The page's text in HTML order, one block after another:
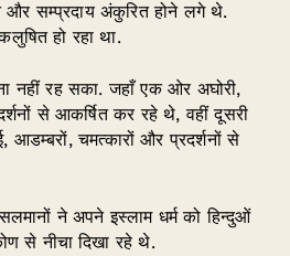
और सम्प्रदाय अंकुरित होने लगे थे.
हो रहा था.
नहीं रह सका. जहाँ एक ओर अघोरी,
से आकर्षित कर रहे थे, वहीं दूसरी
चमत्कारों और प्रदर्शनों से
ने अपने इस्लाम धर्म को हिन्दुओं
से नीचा दिखा रहे थे.